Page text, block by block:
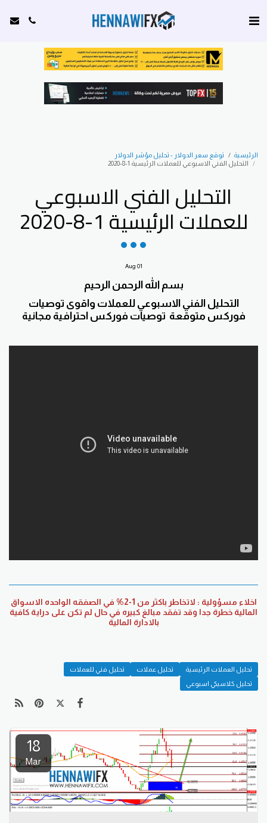
الرئيسية
توقع سعر الدولار - تحليل مؤشر الدولار
التحليل الفني الاسبوعي للعملات الرئيسية 1-8-2020
التحليل الفني الاسبوعي
للعملات الرئيسية 1-8-2020
01
Aug
بسم الله الرحمن الرحيم
التحليل الفني الاسبوعي للعملات واقوى توصيات
فوركس متوقعة توصيات فوركس احترافية مجانية
اخلاء مسؤولية : لاتخاطر باكثر من 1-2% في الصفقه الواحده الاسواق
المالية خطرة جدا وقد تفقد مبالغ كبيره في حال لم تكن على دراية كافية
بالادارة المالية
تحليل العملات الرئيسية تحليل عملات
تحليل فني للعملات
تحليل كلاسيكي اسبوعي
18
Mar